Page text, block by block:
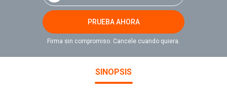
PRUEBA AHORA
Firma sin compromiso. Cancele cuando quiera.
SINOPSIS